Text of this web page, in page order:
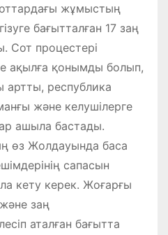
жұмыстың
бағытталған 17 заң
Сот процестері
ақылға қонымды болып,
республика
және келушілерге
ашыла бастады.
өз Жолдауында баса
сапасын
кету керек. Жоғарғы
заң
аталған бағытта